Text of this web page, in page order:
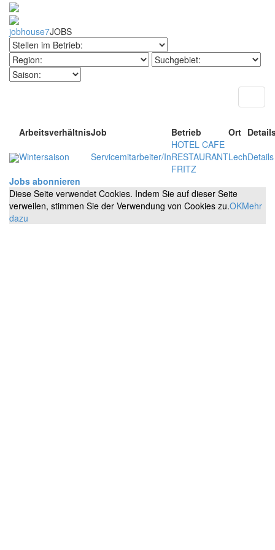
jobhouse7JOBS
ArbeitsverhältnisJob Betrieb Ort
Wintersaison
Servicemitarbeiter/In
HOTEL CAFE
RESTAURANT
FRITZ
LechDetails
Jobs abonnieren
Diese Seite verwendet Cookies. Indem Sie auf dieser Seite
verweilen, stimmen Sie der Verwendung von Cookies zu.OKMehr
dazu